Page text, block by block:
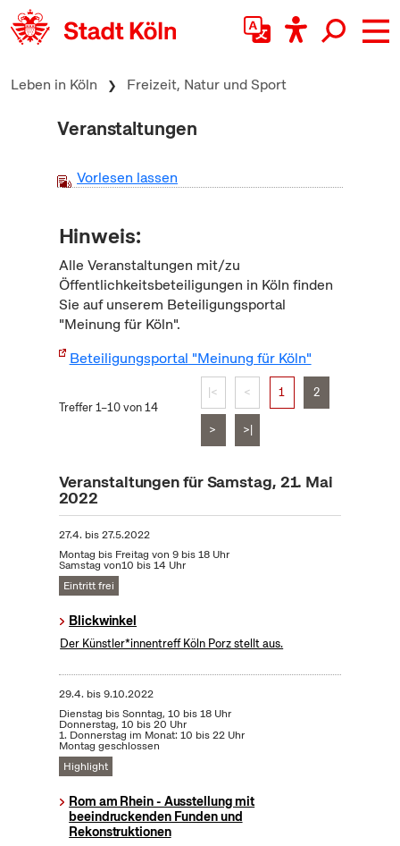
zum Inhalt springen
Leben in Köln Freizeit, Natur und Sport
Veranstaltungen
Vorlesen lassen
Hinweis:
Alle Veranstaltungen mit/zu
Öffentlichkeitsbeteiligungen in Köln finden
Sie auf unserem Beteiligungsportal
"Meinung für Köln".
Beteiligungsportal "Meinung für Köln"
Treffer 1–10 von 14
|< < 1 2
> >|
Veranstaltungen für Samstag, 21. Mai
2022
27.4. bis27.5.2022
Montag bis Freitag von 9 bis 18 Uhr
Samstag von10 bis 14 Uhr
Eintritt frei
Blickwinkel
Der Künstler*innentreff Köln Porz stellt aus.
29.4. bis9.10.2022
Dienstag bis Sonntag, 10 bis 18 Uhr
Donnerstag, 10 bis 20 Uhr
1. Donnerstag im Monat: 10 bis 22 Uhr
Montag geschlossen
Highlight
Rom am Rhein - Ausstellung mit
beeindruckenden Funden und
Rekonstruktionen